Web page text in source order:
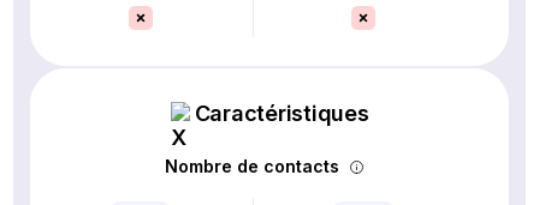
Caractéristiques
Nombre de contacts